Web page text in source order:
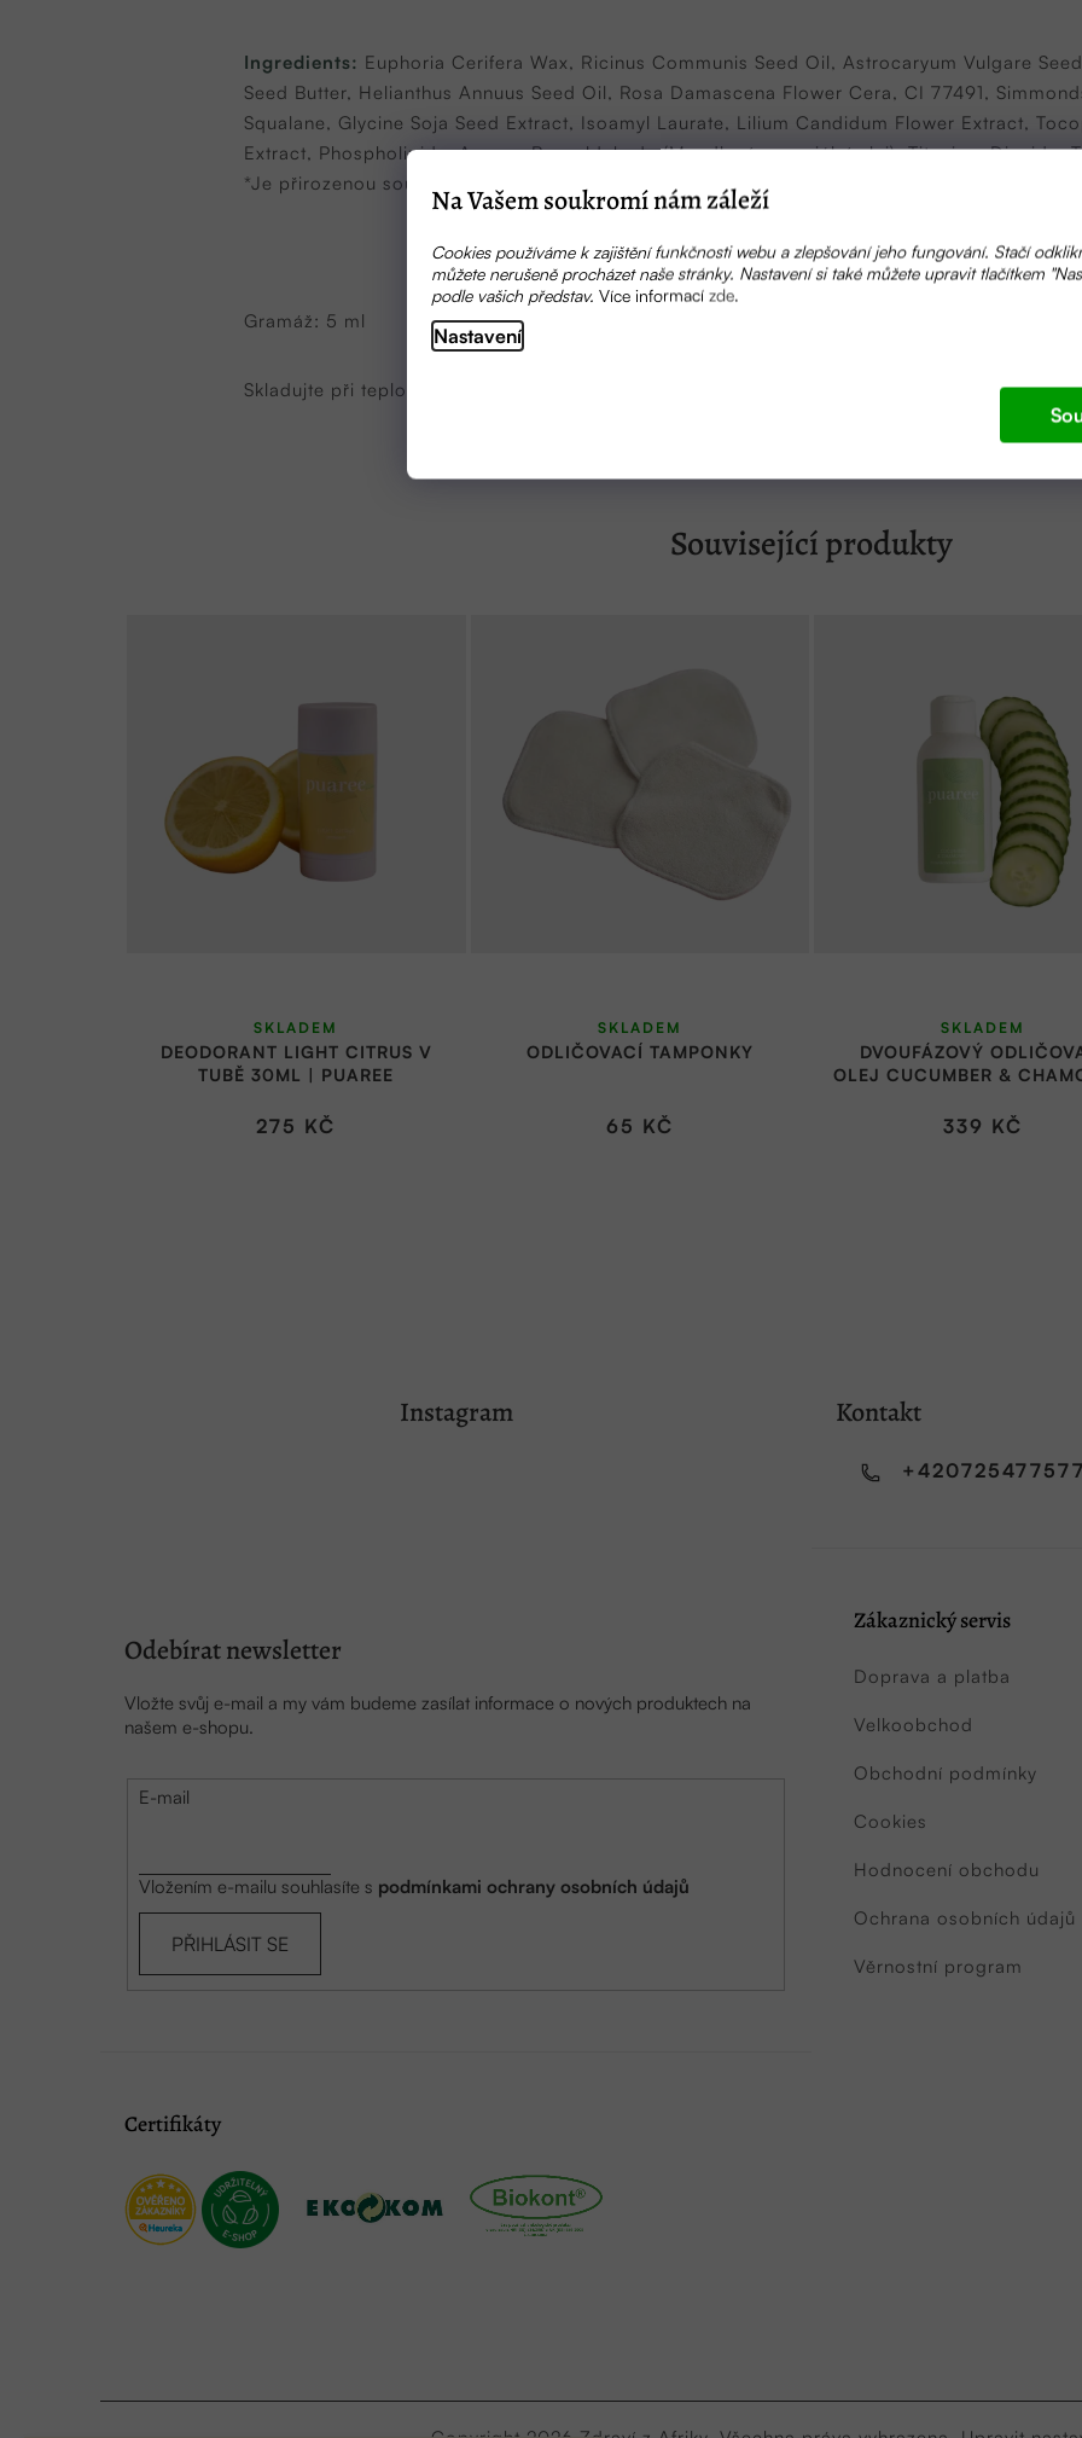
Na Vašem soukromí nám záleží
Cookies používáme k zajištění funkčnosti webu a zlepšování jeho fungování. Stačí
můžete nerušeně procházet naše stránky. Nastavení si také můžete upravit tlačítkem
podle vašich představ. Více informací zde.
Nastavení
Ingredients: Euphoria Cerifera Wax, Ricinus Communis Seed Oil, Astrocaryum Vulgare
Seed Butter, Helianthus Annuus Seed Oil, Rosa Damascena Flower Cera, CI 77491,
Squalane, Glycine Soja Seed Extract, Isoamyl Laurate, Lilium Candidum Flower Extract,
Extract, Phospholipids, Aroma, Benzaldehyde (Mandlový esenciální olej), Titanium Dioxide,
*Je přirozenou součástí esenciálního oleje.
Gramáž: 5 ml
Skladujte při teplotě do 25 °C. Veganský produkt. Výsledný produkt nebyl testovaný na
Související produkty
DEODORANT LIGHT CITRUS V
TUBĚ 30ML | PUAREE
SKLADEM
275 KČ
ODLIČOVACÍ TAMPONKY
SKLADEM
65 KČ
DVOUFÁZOVÝ
OLEJ CUCUMBER &
SKLADEM
339 KČ
Instagram Kontakt
+420725477577
Odebírat newsletter
Vložte svůj e-mail a my vám budeme zasílat informace o nových produktech na
našem e-shopu.
E-mail
Vložením e-mailu souhlasíte s podmínkami ochrany osobních údajů
PŘIHLÁSIT SE
Zákaznický servis
Doprava a platba
Velkoobchod
Obchodní podmínky
Cookies
Hodnocení obchodu
Ochrana osobních údajů
Věrnostní program
Certifikáty